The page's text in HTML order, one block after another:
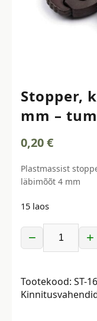
Stopper,
mm –
0,20€
Plastmassist
läbimõõt 4 mm
15 laos
−
20x20
mm
+
Tootekood: ST-